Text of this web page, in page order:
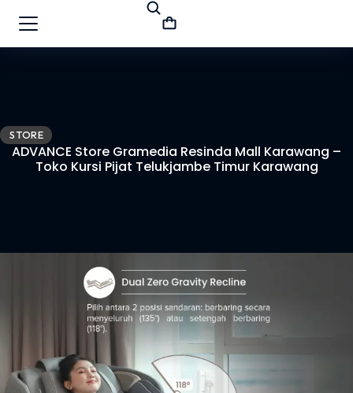
STORE
ADVANCE Store Gramedia Resinda Mall Karawang –
Toko Kursi Pijat Telukjambe Timur Karawang